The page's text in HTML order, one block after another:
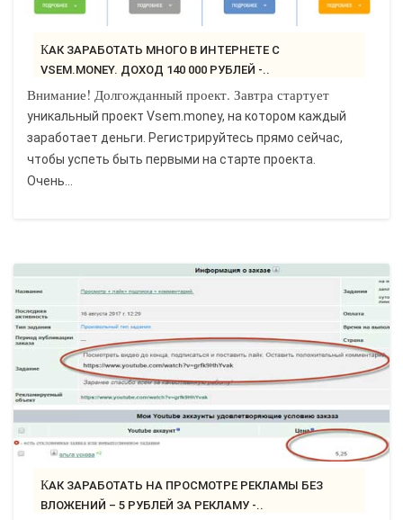
КАК ЗАРАБОТАТЬ МНОГО В ИНТЕРНЕТЕ С
VSEM.MONEY. ДОХОД 140 000 РУБЛЕЙ -..
Внимание! Долгожданный проект. Завтра стартует
уникальный проект Vsem.money, на котором каждый
заработает деньги. Регистрируйтесь прямо сейчас,
чтобы успеть быть первыми на старте проекта.
Очень...
КАК ЗАРАБОТАТЬ НА ПРОСМОТРЕ РЕКЛАМЫ БЕЗ
ВЛОЖЕНИЙ – 5 РУБЛЕЙ ЗА РЕКЛАМУ -..